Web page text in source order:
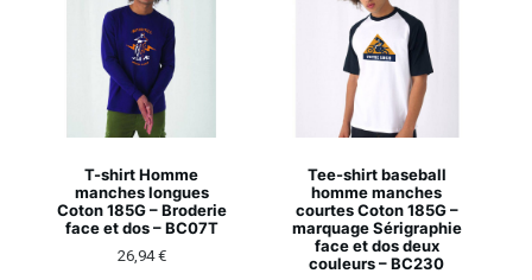
T-shirt Homme
manches longues
Coton 185G – Broderie
face et dos – BC07T
26,94€
Tee-shirt baseball
homme manches
courtes Coton 185G –
marquage Sérigraphie
face et dos deux
couleurs – BC230